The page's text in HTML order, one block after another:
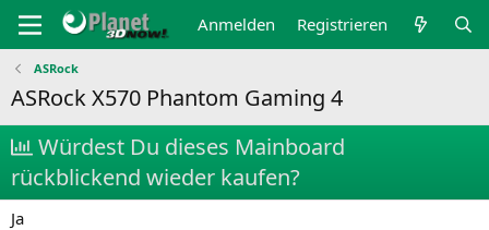
Anmelden Registrieren
ASRock
ASRock X570 Phantom Gaming 4
Würdest Du dieses Mainboard
rückblickend wieder kaufen?
Ja